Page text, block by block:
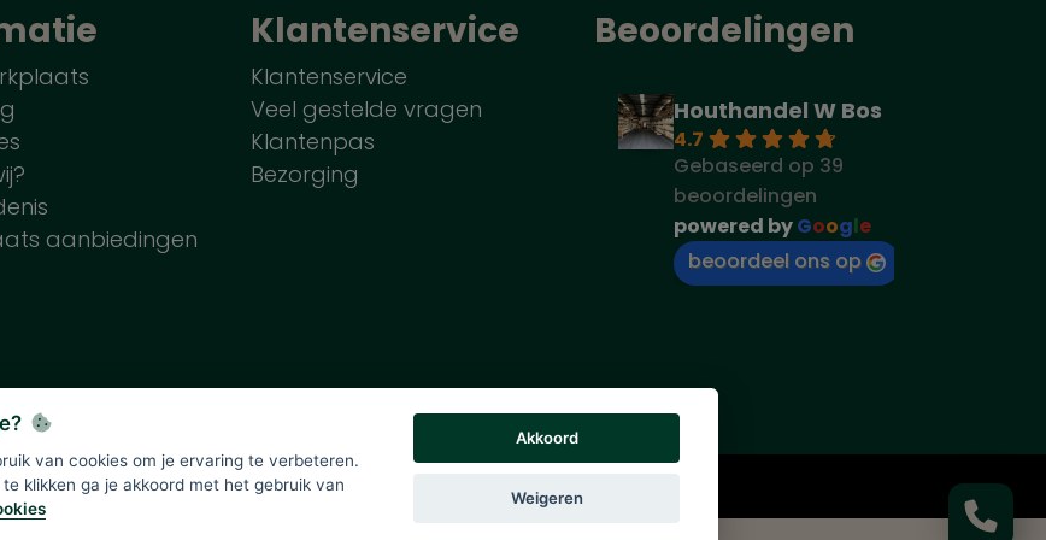
aanbiedingen
Klantenservice
Klantenservice
Veel gestelde vragen
Klantenpas
Bezorging
Beoordelingen
Houthandel W Bos
4.7
Gebaseerd op 39
beoordelingen
powered byGoogle
beoordeel ons op
zijn onder voorbehoud en incl. 21% BTW. Tenzij anders vermeld.
van cookies om je ervaring te verbeteren.
klikken ga je akkoord met het gebruik van
Akkoord
Weigeren